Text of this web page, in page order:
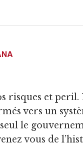
vers un
le
vous de